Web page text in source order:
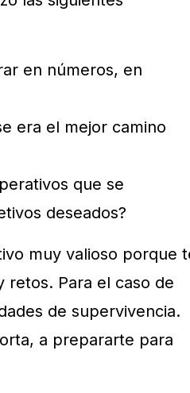
en números, en
era el mejor camino
que se
deseados?
muy valioso porque
retos. Para el caso de
de supervivencia.
a prepararte para